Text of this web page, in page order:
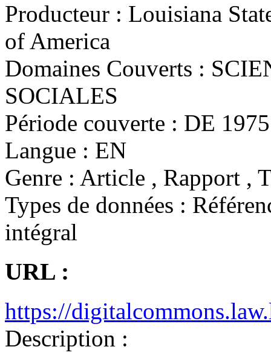
Producteur : Louisiana
of America
Domaines Couverts :
SOCIALES
Période couverte : DE
Langue : EN
Genre : Article , Rapport ,
Types de données :
intégral
URL :
https://
Description :